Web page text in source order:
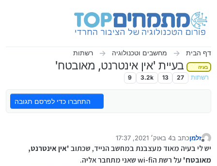
דף הבית מחשבים וטכנולוגיה רשתות
בעיה בעיית 'אין אינטרנט, מאובטח'
רשתות 27
13
3.2k
9
התחברו כדי לפרסם תגובה
מנותק
זלמןכתב ב4 באוק׳ 2021, 17:37
נערך לאחרונה על ידי
יש לי בעיה מאוד מעצבנת במחשב הנייד, שכתוב'אין אינטרנט,
מאובטח' על רשת הwi-fi שאני מתחבר אליה.